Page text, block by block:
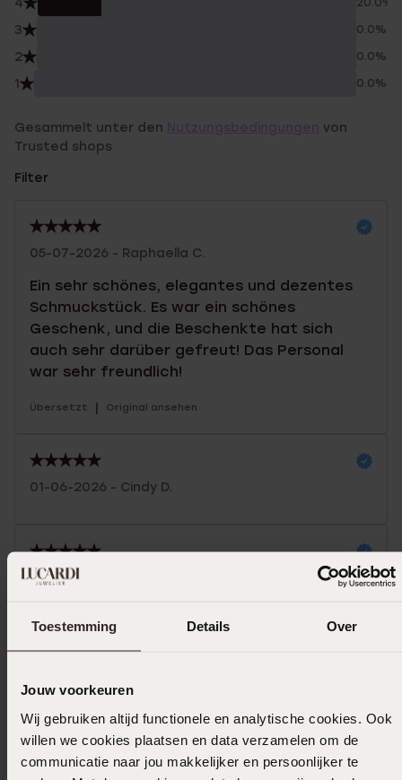
Toestemming Details Over
Jouw voorkeuren
Wij gebruiken altijd functionele en analytische cookies. Ook
willen we cookies plaatsen en data verzamelen om de
communicatie naar jou makkelijker en persoonlijker te
20.0%
3 0.0%
2 0.0%
1 0.0%
Gesammelt unter den
von
Trusted shops
Filter
05-07-2026 - Raphaella C.
Ein sehr schönes, elegantes und dezentes
Schmuckstück. Es war ein schönes
Geschenk, und die Beschenkte hat sich
auch sehr darüber gefreut! Das Personal
war sehr freundlich!
Übersetzt | Original ansehen
01-06-2026 - Cindy D.
15-05-2026 - Fleur
passt sehr schön
Mehr anzeigen